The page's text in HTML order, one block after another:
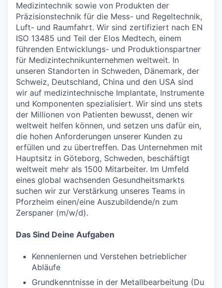
Medizintechnik sowie von Produkten der
Präzisionstechnik für die Mess- und Regeltechnik,
Luft- und Raumfahrt. Wir sind zertifiziert nach EN
ISO 13485 und Teil der Elos Medtech, einem
führenden Entwicklungs- und Produktionspartner
für Medizintechnikunternehmen weltweit. In
unseren Standorten in Schweden, Dänemark, der
Schweiz, Deutschland, China und den USA sind
wir auf medizintechnische Implantate, Instrumente
und Komponenten spezialisiert. Wir sind uns stets
der Millionen von Patienten bewusst, denen wir
weltweit helfen können, und setzen uns dafür ein,
die hohen Anforderungen unserer Kunden zu
erfüllen und zu übertreffen. Das Unternehmen mit
Hauptsitz in Göteborg, Schweden, beschäftigt
weltweit mehr als 1500 Mitarbeiter. Im Umfeld
eines global wachsenden Gesundheitsmarkts
suchen wir zur Verstärkung unseres Teams in
Pforzheim einen/eine Auszubildende/n zum
Zerspaner (m/w/d).
Das Sind Deine Aufgaben
Kennenlernen und Verstehen betrieblicher
Abläufe
Grundkenntnisse in der Metallbearbeitung (Du